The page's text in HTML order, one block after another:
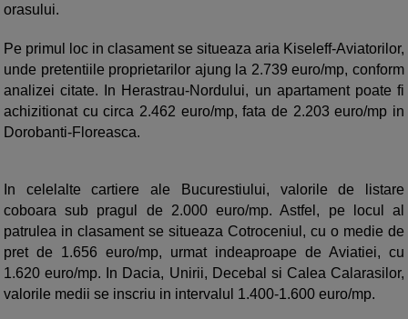
orasului.
Pe primul loc in clasament se situeaza aria Kiseleff-Aviatorilor,
unde pretentiile proprietarilor ajung la 2.739 euro/mp, conform
analizei citate. In Herastrau-Nordului, un apartament poate fi
achizitionat cu circa 2.462 euro/mp, fata de 2.203 euro/mp in
Dorobanti-Floreasca.
In celelalte cartiere ale Bucurestiului, valorile de listare
coboara sub pragul de 2.000 euro/mp. Astfel, pe locul al
patrulea in clasament se situeaza Cotroceniul, cu o medie de
pret de 1.656 euro/mp, urmat indeaproape de Aviatiei, cu
1.620 euro/mp. In Dacia, Unirii, Decebal si Calea Calarasilor,
valorile medii se inscriu in intervalul 1.400-1.600 euro/mp.